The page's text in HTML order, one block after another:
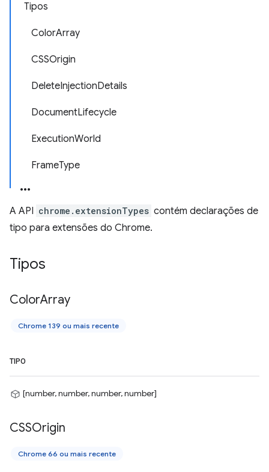
Tipos
ColorArray
CSSOrigin
DeleteInjectionDetails
DocumentLifecycle
ExecutionWorld
FrameType
A API chrome.extensionTypes contém declarações de
tipo para extensões do Chrome.
Tipos
ColorArray
Chrome 139 ou mais recente
TIPO
[number, number, number, number]
CSSOrigin
Chrome 66 ou mais recente